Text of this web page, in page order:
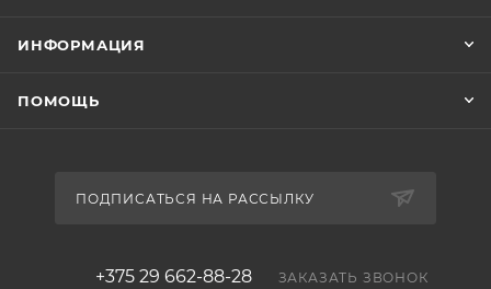
ИНФОРМАЦИЯ
ПОМОЩЬ
ПОДПИСАТЬСЯ НА РАССЫЛКУ
+375 29 662-88-28 ЗАКАЗАТЬ ЗВОНОК